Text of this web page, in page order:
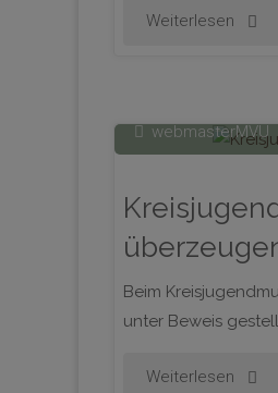
Weiterlesen
webmasterMVU
Beim
unter Beweis
Weiterlesen